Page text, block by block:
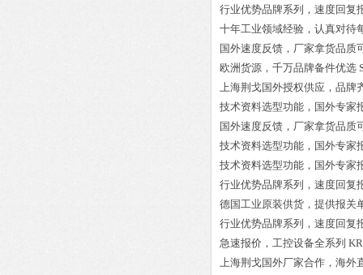
行业优势品牌系列，速度回复
十年工业领域经验，认真对待
国外速度反馈，厂家拿货品质
欧洲货源，千万品牌备件优选
上海荆戈国外授权供应，品牌
技术资料选型功能，国外专家
国外速度反馈，厂家拿货品质
技术资料选型功能，国外专家
技术资料选型功能，国外专家
行业优势品牌系列，速度回复
德国工业原装供货，提供报关
行业优势品牌系列，速度回复
急速报价，工控设备全系列
上海荆戈国外厂家合作，海外